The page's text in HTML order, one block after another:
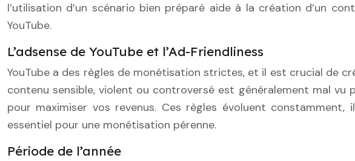
l’utilisation d’un scénario bien préparé aide à la création d’un
YouTube.
L’adsense de YouTube et l’Ad-Friendliness
YouTube a des règles de monétisation strictes, et il est crucial de
contenu sensible, violent ou controversé est généralement mal
pour maximiser vos revenus. Ces règles évoluent
essentiel pour une monétisation pérenne.
Période de l’année